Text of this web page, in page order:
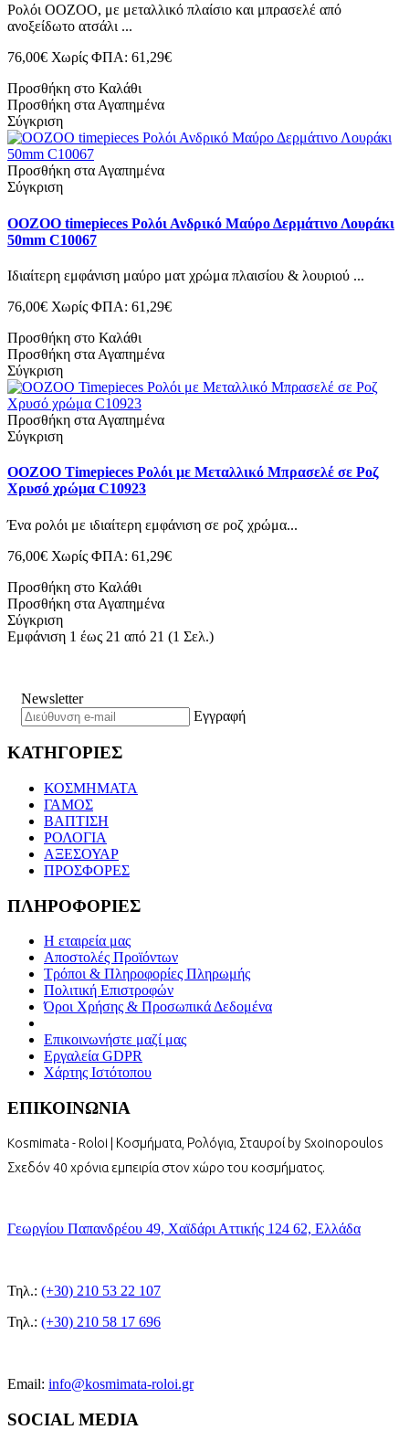
Ρολόι OOZOO, με μεταλλικό πλαίσιο και μπρασελέ από
ανοξείδωτο ατσάλι ...
76,00€ Χωρίς ΦΠΑ: 61,29€
Προσθήκη στο Καλάθι
Προσθήκη στα Αγαπημένα
Σύγκριση
Προσθήκη στα Αγαπημένα
Σύγκριση
OOZOO timepieces Ρολόι Ανδρικό Μαύρο Δερμάτινο Λουράκι
50mm C10067
Ιδιαίτερη εμφάνιση μαύρο ματ χρώμα πλαισίου & λουριού ...
76,00€ Χωρίς ΦΠΑ: 61,29€
Προσθήκη στο Καλάθι
Προσθήκη στα Αγαπημένα
Σύγκριση
Προσθήκη στα Αγαπημένα
Σύγκριση
OOZOO Timepieces Ρολόι με Μεταλλικό Μπρασελέ σε Ροζ
Χρυσό χρώμα C10923
Ένα ρολόι με ιδιαίτερη εμφάνιση σε ροζ χρώμα...
76,00€ Χωρίς ΦΠΑ: 61,29€
Προσθήκη στο Καλάθι
Προσθήκη στα Αγαπημένα
Σύγκριση
Εμφάνιση 1 έως 21 από 21 (1 Σελ.)
Newsletter
Εγγραφή
ΚΑΤΗΓΟΡΙΕΣ
ΚΟΣΜΗΜΑΤΑ
ΓΑΜΟΣ
ΒΑΠΤΙΣΗ
ΡΟΛΟΓΙΑ
ΑΞΕΣΟΥΑΡ
ΠΡΟΣΦΟΡΕΣ
ΠΛΗΡΟΦΟΡΙΕΣ
Η εταιρεία μας
Αποστολές Προϊόντων
Τρόποι & Πληροφορίες Πληρωμής
Πολιτική Επιστροφών
Όροι Χρήσης & Προσωπικά Δεδομένα
Επικοινωνήστε μαζί μας
Εργαλεία GDPR
Χάρτης Ιστότοπου
ΕΠΙΚΟΙΝΩΝΙΑ
Kosmimata - Roloi | Κοσμήματα, Ρολόγια, Σταυροί by Sxoinopoulos
Σχεδόν 40 χρόνια εμπειρία στον χώρο του κοσμήματος.
Γεωργίου Παπανδρέου 49, Χαϊδάρι Αττικής 124 62, Ελλάδα
Τηλ.: (+30) 210 53 22 107
Τηλ.: (+30) 210 58 17 696
Email: info@kosmimata-roloi.gr
SOCIAL MEDIA